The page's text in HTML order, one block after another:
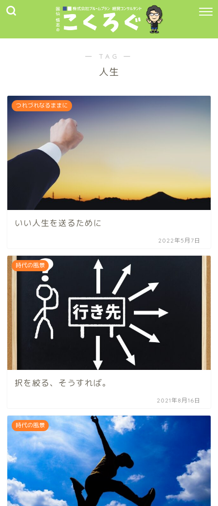
― TAG ―
人生
つれづれなるままに
いい人生を送るために
2022年5月7日
時代の風景
択を絞る、そうすれば。
2021年8月16日
時代の風景